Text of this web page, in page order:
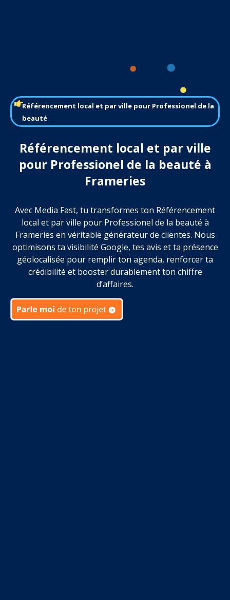
Référencement local et par ville pour Professionel de la
beauté
Référencement local et par ville
pour Professionel de la beauté à
Frameries
Avec Media Fast, tu transformes ton Référencement
local et par ville pour Professionel de la beauté à
Frameries en véritable générateur de clientes. Nous
optimisons ta visibilité Google, tes avis et ta présence
géolocalisée pour remplir ton agenda, renforcer ta
crédibilité et booster durablement ton chiffre
d’affaires.